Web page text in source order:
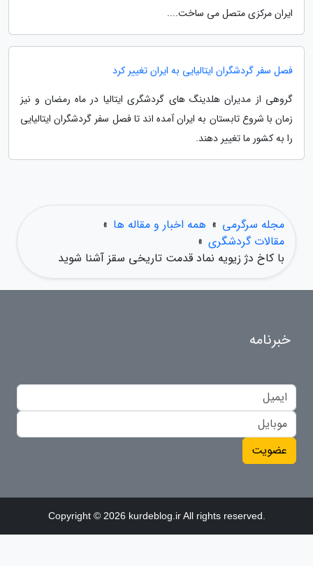
ایران مرکزی متصل می ساخت....
فصل سفر گردشگران ایتالیایی به ایران تغییر کرد
گروهی از مدیران هلدینگ های گردشگری ایتالیا در ماه رمضان و نیز
زمان با شروع تابستان به ایران آمده اند تا فصل سفر گردشگران ایتالیایی
را به کشور ما تغییر دهند.
مجله سرگرمی » همه اخبار و مقاله ها »
مقالات گردشگری »
با کاخ دژ زیویه نماد قدمت تاریخی سقز آشنا شوید
خبرنامه
عضویت
Copyright © 2026 kurdeblog.ir All rights reserved.